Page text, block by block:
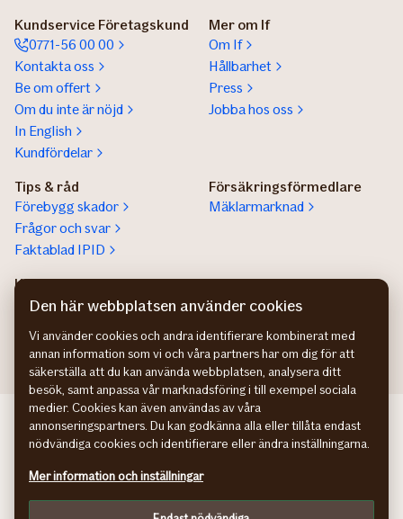
Kundservice Företagskund
0771-56 00 00
Kontakta oss
Be om offert
Om du inte är nöjd
In English
Kundfördelar
Mer om If
Om If
Hållbarhet
Press
Jobba hos oss
Tips & råd
Förebygg skador
Frågor och svar
Faktablad IPID
Försäkringsförmedlare
Mäklarmarknad
Kundservice privatperson
Kontaktuppgifter
Lokala säljare
Hitta säljare för stora
If bedriftsforsikring NO
If erhvervsforsikring DK
Hantering av personuppgifter
Cookies
Den här webbplatsen använder cookies
Vi använder cookies och andra identifierare kombinerat med
annan information som vi och våra partners har om dig för att
säkerställa att du kan använda webbplatsen, analysera ditt
besök, samt anpassa vår marknadsföring i till exempel sociala
medier. Cookies kan även användas av våra
annonseringspartners. Du kan godkänna alla eller tillåta endast
nödvändiga cookies och identifierare eller ändra inställningarna.
Mer information och inställningar